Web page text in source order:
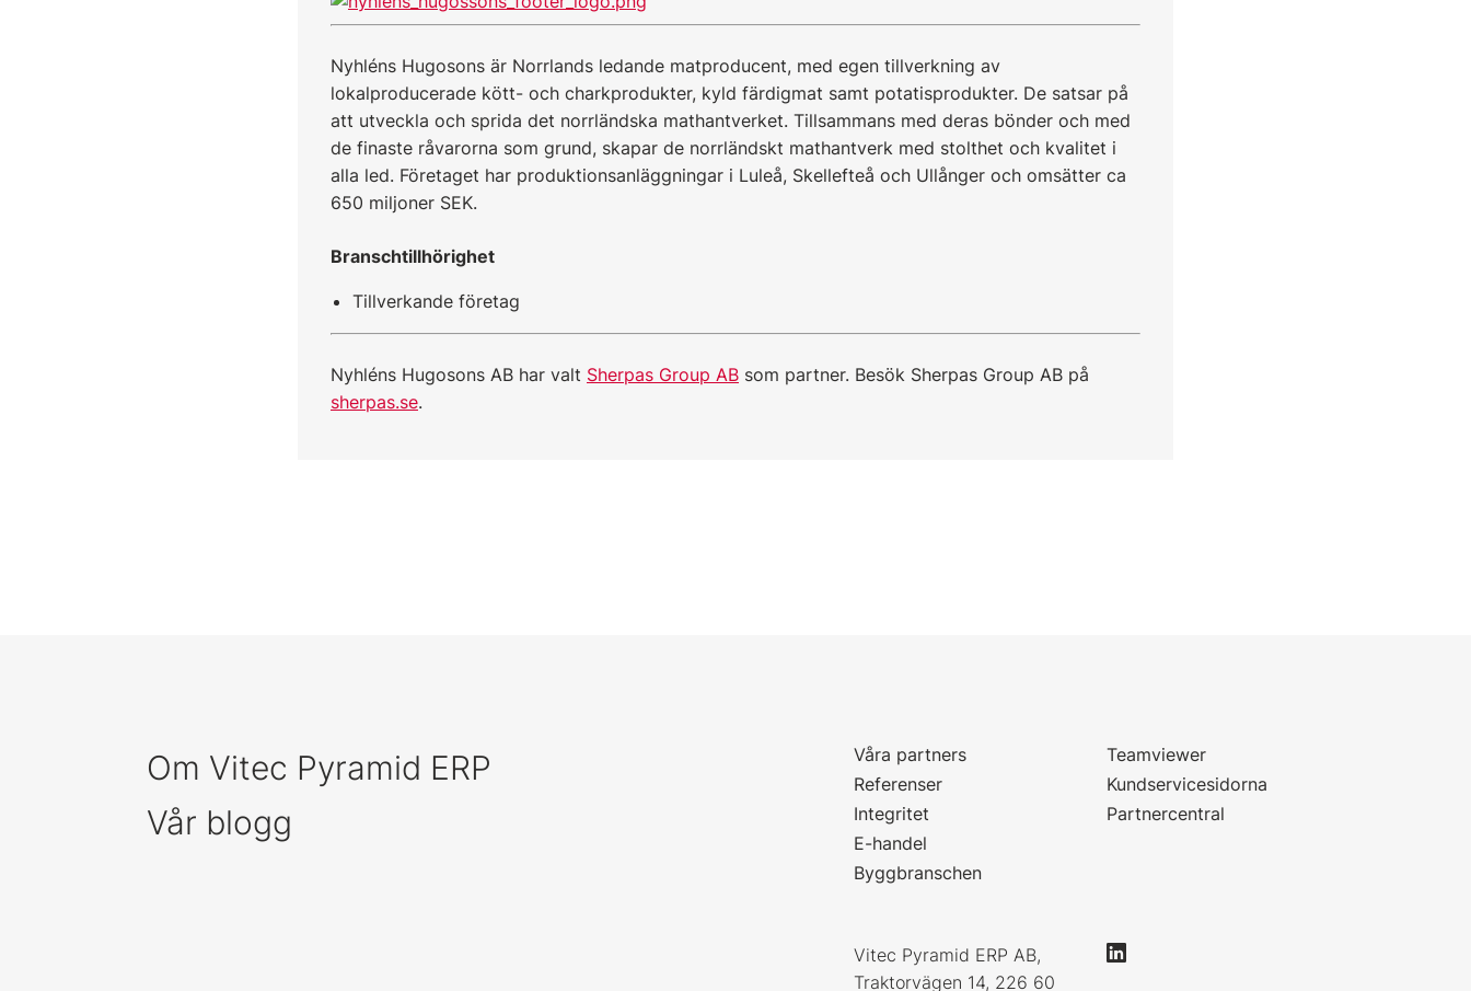
Nyhléns Hugosons är Norrlands ledande matproducent, med egen tillverkning av
lokalproducerade kött- och charkprodukter, kyld färdigmat samt potatisprodukter. De satsar på
att utveckla och sprida det norrländska mathantverket. Tillsammans med deras bönder och med
de finaste råvarorna som grund, skapar de norrländskt mathantverk med stolthet och kvalitet i
alla led. Företaget har produktionsanläggningar i Luleå, Skellefteå och Ullånger och omsätter ca
650 miljoner SEK.
Branschtillhörighet
Tillverkande företag
Nyhléns Hugosons AB har valt Sherpas Group AB som partner. Besök Sherpas Group AB på
sherpas.se.
Om Vitec Pyramid ERP
Vår blogg
Våra partners
Referenser
Integritet
E-handel
Byggbranschen
Teamviewer
Kundservicesidorna
Partnercentral
Vitec Pyramid ERP AB,
Traktorvägen 14, 226 60